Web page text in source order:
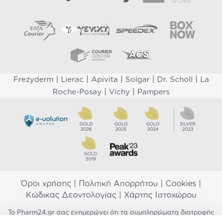
Frezyderm Lierac Apivita Solgar| Dr. Scholl
La
Roche-Posay
Vichy Pampers
Όροι χρήσης Πολιτική Απορρήτου Cookies
Κώδικας Δεοντολογίας| Χάρτης Ιστοχώρου
Το Pharm24.gr σας ενημερώνει ότι τα συμπληρώματα διατροφής